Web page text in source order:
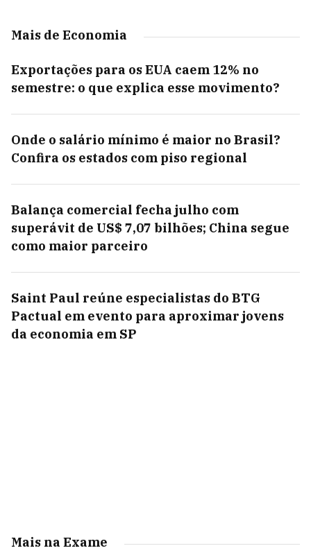
Mais de Economia
Exportações para os EUA caem 12% no
semestre: o que explica esse movimento?
Onde o salário mínimo é maior no Brasil?
Confira os estados com piso regional
Balança comercial fecha julho com
superávit de US$ 7,07 bilhões; China segue
como maior parceiro
Saint Paul reúne especialistas do BTG
Pactual em evento para aproximar jovens
da economia em SP
Mais na Exame